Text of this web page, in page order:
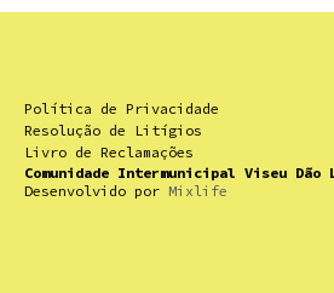
Política de Privacidade
Resolução de Litígios
Livro de Reclamações
Comunidade Intermunicipal Viseu Dão
Desenvolvido por Mixlife